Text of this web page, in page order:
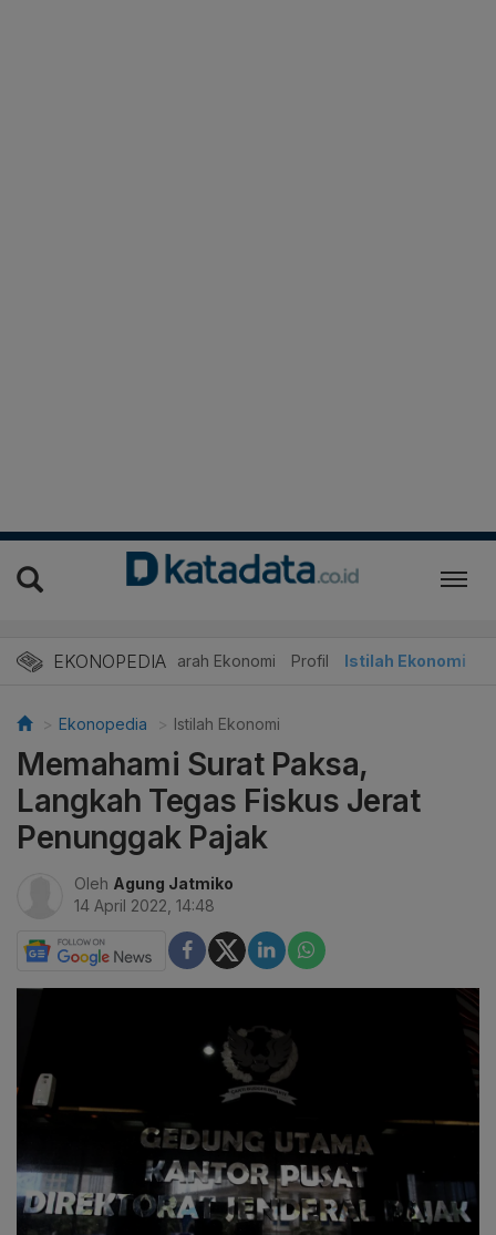
EKONOPEDIASejarah Ekonomi Profil Istilah Ekonomi
Ekonopedia Istilah Ekonomi
Memahami Surat Paksa,
Langkah Tegas Fiskus Jerat
Penunggak Pajak
Oleh Agung Jatmiko
14 April 2022, 14:48